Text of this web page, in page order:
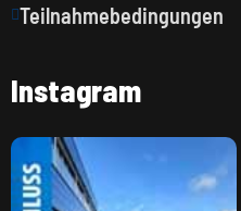
Teilnahmebedingungen
Instagram